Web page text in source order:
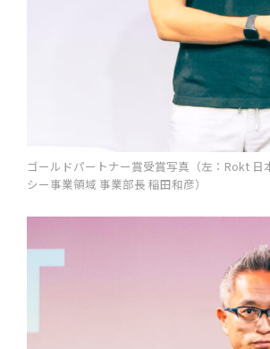
ゴールドパートナー賞受賞写真（左：Rokt
シー事業領域 事業部長 稲田和彦）